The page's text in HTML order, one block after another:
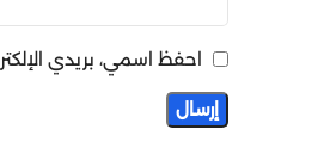
احفظ اسمي، بريدي